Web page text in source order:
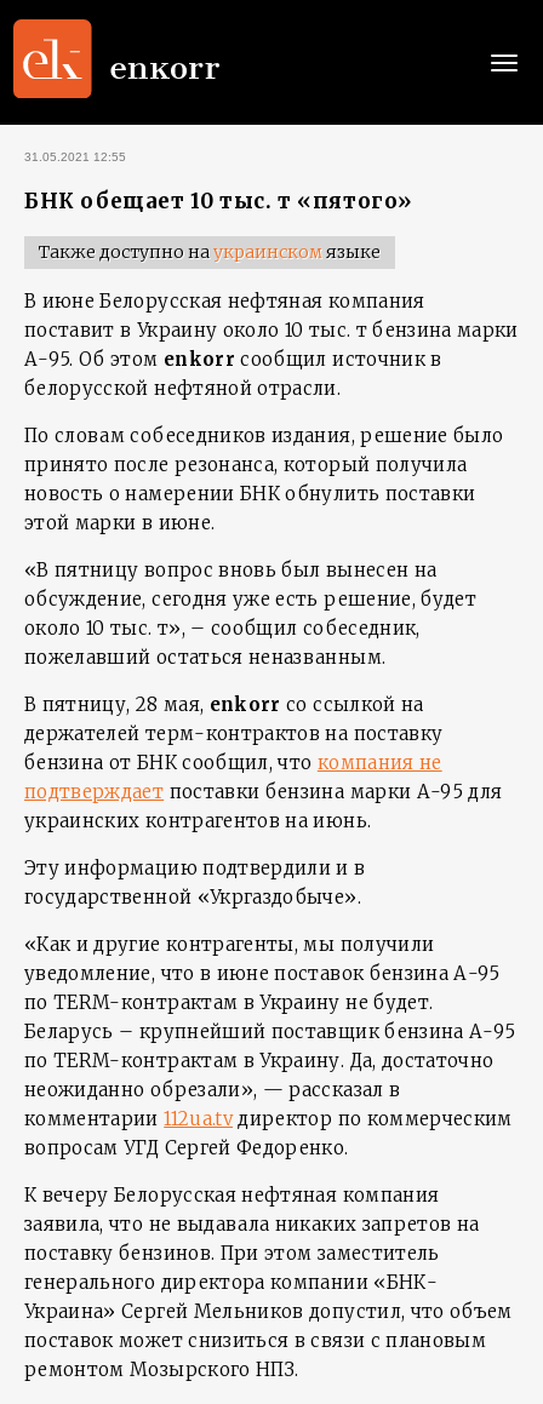
31.05.2021 12:55
БНК обещает 10 тыс. т «пятого»
Также доступно наукраинскомязыке
В июне Белорусская нефтяная компания
поставит в Украину около 10 тыс. т бензина марки
А-95. Об этом enkorrсообщил источник в
белорусской нефтяной отрасли.
По словам собеседников издания, решение было
принято после резонанса, который получила
новость о намерении БНК обнулить поставки
этой марки в июне.
«В пятницу вопрос вновь был вынесен на
обсуждение, сегодня уже есть решение, будет
около 10 тыс. т», – сообщил собеседник,
пожелавший остаться неназванным.
В пятницу, 28 мая, enkorr со ссылкой на
держателей терм-контрактов на поставку
бензина от БНК сообщил, что компания не
подтверждает поставки бензина марки А-95 для
украинских контрагентов на июнь.
Эту информацию подтвердили и в
государственной «Укргаздобыче».
«Как и другие контрагенты, мы получили
уведомление, что в июне поставок бензина А-95
по TERM-контрактам в Украину не будет.
Беларусь – крупнейший поставщик бензина А-95
по TERM-контрактам в Украину. Да, достаточно
неожиданно обрезали», — рассказал в
комментарии112ua.tvдиректор по коммерческим
вопросам УГД Сергей Федоренко.
К вечеру Белорусская нефтяная компания
заявила, что не выдавала никаких запретов на
поставку бензинов. При этом заместитель
генерального директора компании «БНК-
Украина» Сергей Мельников допустил, что объем
поставок может снизиться в связи с плановым
ремонтом Мозырского НПЗ.